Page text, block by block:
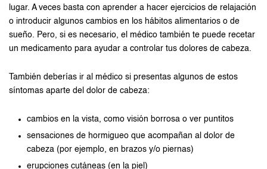
lugar. A veces basta con aprender a hacer ejercicios de relajación
o introducir algunos cambios en los hábitos alimentarios o de
sueño. Pero, si es necesario, el médico también te puede recetar
un medicamento para ayudar a controlar tus dolores de cabeza.
También deberías ir al médico si presentas algunos de estos
síntomas aparte del dolor de cabeza:
cambios en la vista, como visión borrosa o ver puntitos
sensaciones de hormigueo que acompañan al dolor de
cabeza (por ejemplo, en brazos y/o piernas)
erupciones cutáneas (en la piel)